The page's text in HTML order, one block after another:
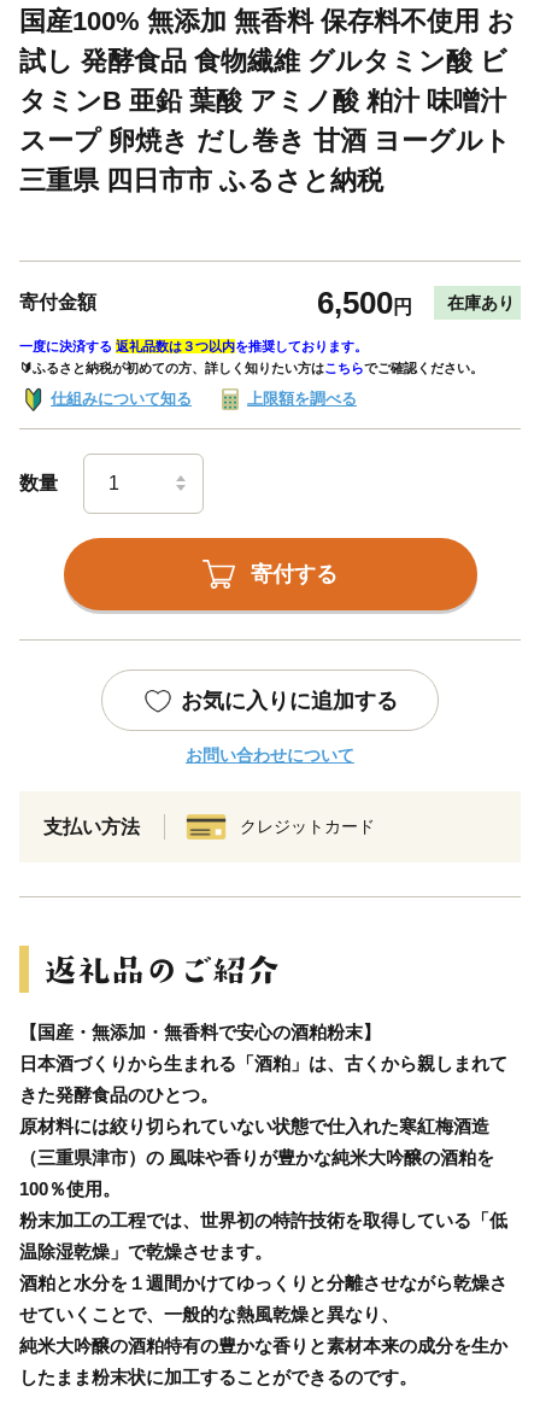
国産100% 無添加 無香料 保存料不使用 お
試し 発酵食品 食物繊維 グルタミン酸 ビ
タミンB 亜鉛 葉酸 アミノ酸 粕汁 味噌汁
スープ 卵焼き だし巻き 甘酒 ヨーグルト
三重県 四日市市 ふるさと納税
寄付金額 6,500円 在庫あり
一度に決済する 返礼品数は３つ以内を推奨しております。
🔰ふるさと納税が初めての方、詳しく知りたい方はこちらでご確認ください。
仕組みについて知る 上限額を調べる
数量
寄付する
お気に入りに追加する
お問い合わせについて
支払い方法 クレジットカード
【国産・無添加・無香料で安心の酒粕粉末】
日本酒づくりから生まれる「酒粕」は、古くから親しまれて
きた発酵食品のひとつ。
原材料には絞り切られていない状態で仕入れた寒紅梅酒造
（三重県津市）の 風味や香りが豊かな純米大吟醸の酒粕を
100％使用。
粉末加工の工程では、世界初の特許技術を取得している「低
温除湿乾燥」で乾燥させます。
酒粕と水分を１週間かけてゆっくりと分離させながら乾燥さ
せていくことで、一般的な熱風乾燥と異なり、
純米大吟醸の酒粕特有の豊かな香りと素材本来の成分を生か
したまま粉末状に加工することができるのです。